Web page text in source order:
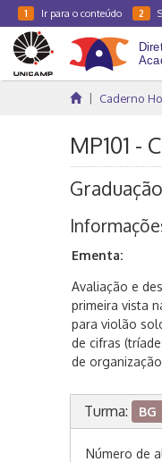
1 Ir para o conteúdo 2
Caderno
MP101 -
Ementa:
Avaliação e
primeira vista
para violão
de cifras
de
Turma: BG
Número de